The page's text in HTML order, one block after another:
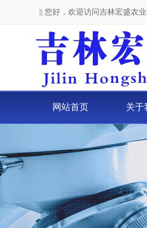
|| 您好，欢迎访问吉林宏盛农
网站首页 关于